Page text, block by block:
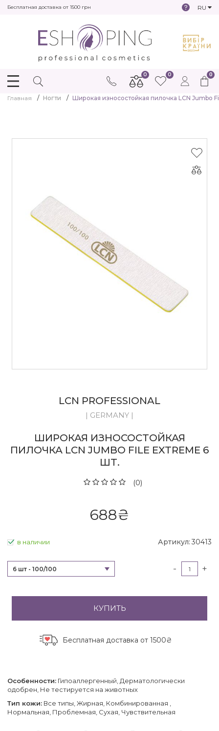
Бесплатная доставка от 1500 грн RU
0
0 0
Главная Ногти Широкая износостойкая пилочка LCN Jumbo
LCN PROFESSIONAL
| GERMANY |
ШИРОКАЯ ИЗНОСОСТОЙКАЯ
ПИЛОЧКА LCN JUMBO FILE EXTREME 6
ШТ.
(0)
688₴
в наличии Артикул: 30413
6 шт - 100/100 - +
КУПИТЬ
Бесплатная доставка от 1500₴
Особенности: Гипоаллергенный, Дерматологически
одобрен, Не тестируется на животных
Тип кожи: Все типы, Жирная, Комбинированная ,
Нормальная, Проблемная, Сухая, Чувствительная